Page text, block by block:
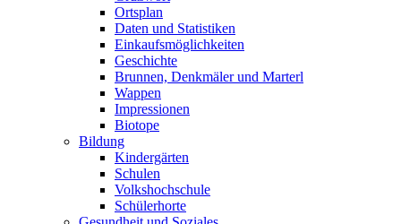
Ortsplan
Daten und Statistiken
Einkaufsmöglichkeiten
Geschichte
Brunnen, Denkmäler und Marterl
Wappen
Impressionen
Biotope
Bildung
Kindergärten
Schulen
Volkshochschule
Schülerhorte